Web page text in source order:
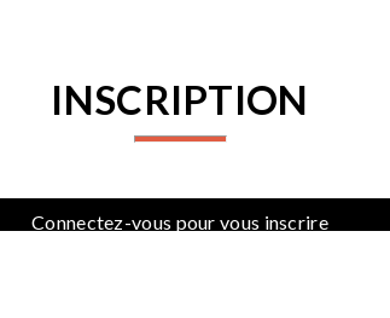
INSCRIPTION
Connectez-vous pour vous inscrire